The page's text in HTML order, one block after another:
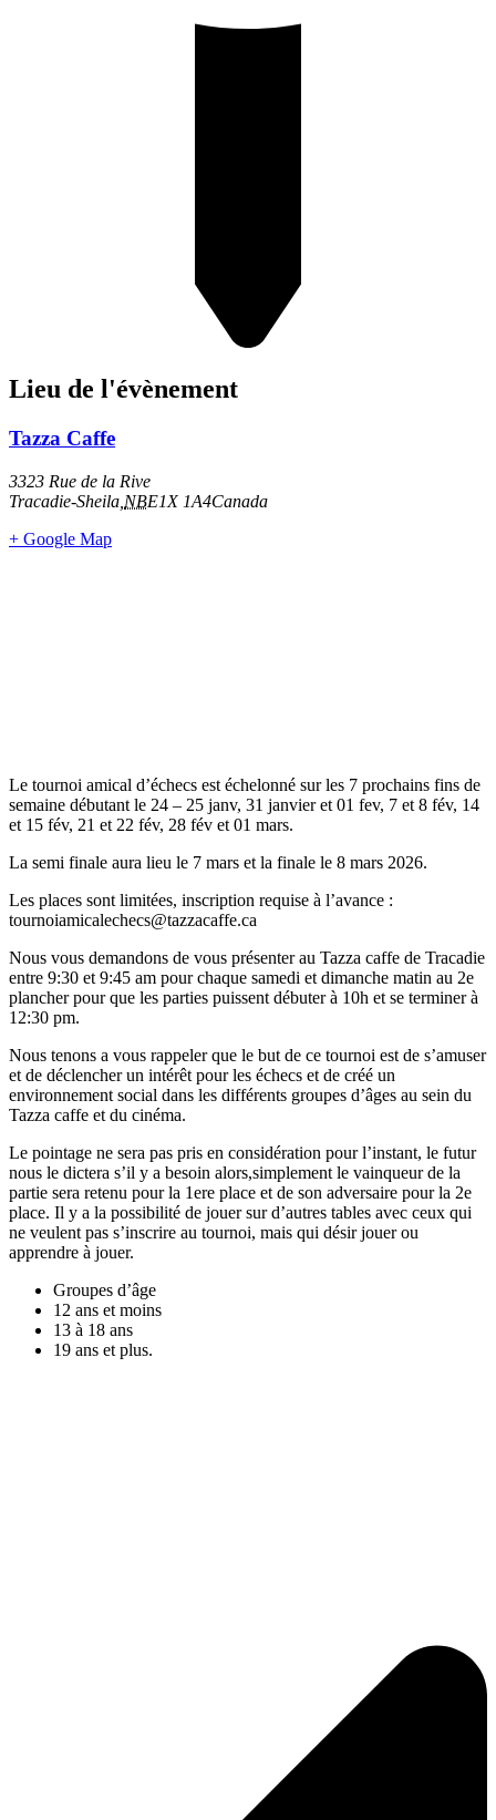
Lieu de l'évènement
Tazza Caffe
3323 Rue de la Rive
Tracadie-Sheila NBE1X 1A4Canada
+ Google Map
Le tournoi amical d’échecs est échelonné sur les 7 prochains fins de
semaine débutant le 24 – 25 janv, 31 janvier et 01 fev, 7 et 8 fév, 14
et 15 fév, 21 et 22 fév, 28 fév et 01 mars.
La semi finale aura lieu le 7 mars et la finale le 8 mars 2026.
Les places sont limitées, inscription requise à l’avance :
tournoiamicalechecs@tazzacaffe.ca
Nous vous demandons de vous présenter au Tazza caffe de Tracadie
entre 9:30 et 9:45 am pour chaque samedi et dimanche matin au 2e
plancher pour que les parties puissent débuter à 10h et se terminer à
12:30 pm.
Nous tenons a vous rappeler que le but de ce tournoi est de s’amuser
et de déclencher un intérêt pour les échecs et de créé un
environnement social dans les différents groupes d’âges au sein du
Tazza caffe et du cinéma.
Le pointage ne sera pas pris en considération pour l’instant, le futur
nous le dictera s’il y a besoin alors,simplement le vainqueur de la
partie sera retenu pour la 1ere place et de son adversaire pour la 2e
place. Il y a la possibilité de jouer sur d’autres tables avec ceux qui
ne veulent pas s’inscrire au tournoi, mais qui désir jouer ou
apprendre à jouer.
Groupes d’âge
12 ans et moins
13 à 18 ans
19 ans et plus.